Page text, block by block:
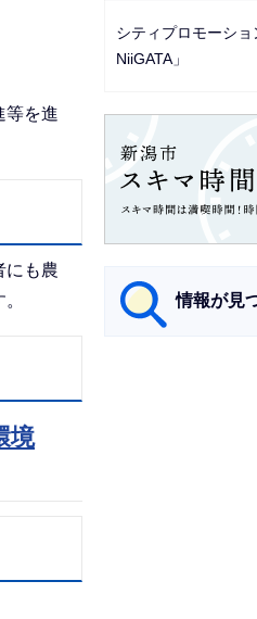
等を進
にも農
境
シティプロモーシ
NiiGATA」
情報が見